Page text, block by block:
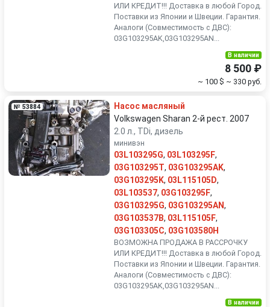
ИЛИ КРЕДИТ!!! Доставка в любой Город.
Поставки из Японии и Швеции. Гарантия.
Аналоги (Совместимость с ДВС):
03G103295AK,03G103295AN...
В наличии
8 500 ₽
~ 100 $ ~ 330 руб.
№ 53884
Насос масляный
Volkswagen Sharan 2-й рест. 2007
2.0 л., TDi, дизель
минивэн
03L103295G, 03L103295F,
03G103295T, 03G103295AK,
03G103295K, 03L115105D,
03L103537, 03G103295F,
03G103295G, 03G103295AN,
03G103537B, 03L115105F,
03G103305C, 03G103580H
ВОЗМОЖНА ПРОДАЖА В РАССРОЧКУ
ИЛИ КРЕДИТ!!! Доставка в любой Город.
Поставки из Японии и Швеции. Гарантия.
Аналоги (Совместимость с ДВС):
03G103295AK,03G103295AN...
В наличии